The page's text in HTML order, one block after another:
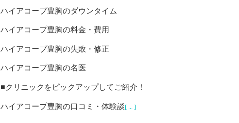
ハイアコープ豊胸のダウンタイム
ハイアコープ豊胸の料金・費用
ハイアコープ豊胸の失敗・修正
ハイアコープ豊胸の名医
■クリニックをピックアップしてご紹介！
ハイアコープ豊胸の口コミ・体験談[ ... ]